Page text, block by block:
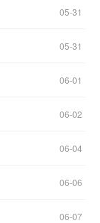
05-31
05-31
06-01
06-02
06-04
06-06
06-07